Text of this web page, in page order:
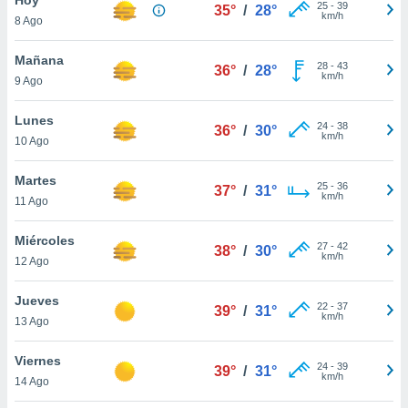
en
más
nuestra
de
cookies
aceptar
8 Ago
35° / 28° 25- 39
km/h
Mañana
9 Ago
36° / 28° 28- 43
km/h
Lunes
10 Ago
36° / 30° 24- 38
km/h
Martes
11 Ago
37° / 31° 25- 36
km/h
Miércoles
12 Ago
38° / 30° 27- 42
km/h
Jueves
13 Ago
39° / 31° 22- 37
km/h
Viernes
14 Ago
39° / 31° 24- 39
km/h